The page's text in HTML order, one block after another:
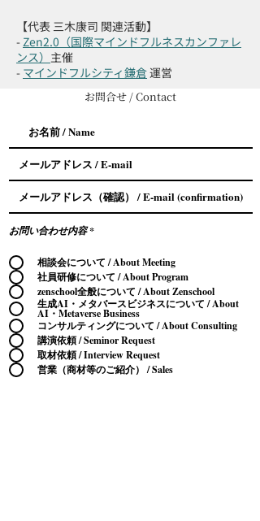
【代表 三木康司 関連活動】
-Zen2.0（国際マインドフルネスカンファレ
ンス） 主催
- マインドフルシティ鎌倉運営
お問合せ / Contact
お問い合わせ内容*
相談会について / About Meeting
社員研修について / About Program
zenschool全般について / About Zenschool
生成AI・メタバースビジネスについて / About
AI・Metaverse Business
コンサルティングについて / About Consulting
講演依頼 / Seminor Request
取材依頼 / Interview Request
営業（商材等のご紹介） / Sales